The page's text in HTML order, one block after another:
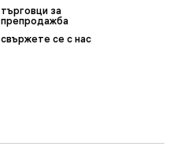
търговци за
препродажба
свържете се с нас